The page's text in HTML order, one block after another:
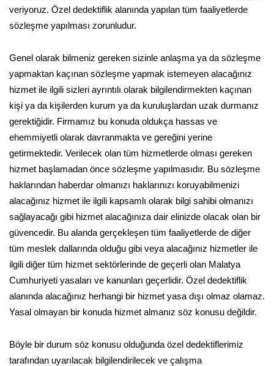
veriyoruz. Özel dedektiflik alanında yapılan tüm faaliyetlerde
sözleşme yapılması zorunludur.
Genel olarak bilmeniz gereken sizinle anlaşma ya da sözleşme
yapmaktan kaçınan sözleşme yapmak istemeyen alacağınız
hizmet ile ilgili sizleri ayrıntılı olarak bilgilendirmekten kaçınan
kişi ya da kişilerden kurum ya da kuruluşlardan uzak durmanız
gerektiğidir. Firmamız bu konuda oldukça hassas ve
ehemmiyetli olarak davranmakta ve gereğini yerine
getirmektedir. Verilecek olan tüm hizmetlerde olması gereken
hizmet başlamadan önce sözleşme yapılmasıdır. Bu sözleşme
haklarından haberdar olmanızı haklarınızı koruyabilmenizi
alacağınız hizmet ile ilgili kapsamlı olarak bilgi sahibi olmanızı
sağlayacağı gibi hizmet alacağınıza dair elinizde olacak olan bir
güvencedir. Bu alanda gerçekleşen tüm faaliyetlerde de diğer
tüm meslek dallarında olduğu gibi veya alacağınız hizmetler ile
ilgili diğer tüm hizmet sektörlerinde de geçerli olan Malatya
Cumhuriyeti yasaları ve kanunları geçerlidir. Özel dedektiflik
alanında alacağınız herhangi bir hizmet yasa dışı olmaz olamaz.
Yasal olmayan bir konuda hizmet almanız söz konusu değildir.
Böyle bir durum söz konusu olduğunda özel dedektiflerimiz
tarafından uyarılacak bilgilendirilecek ve çalışma